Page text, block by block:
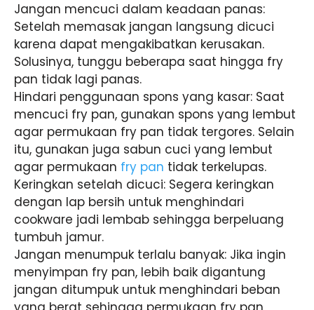
Jangan mencuci dalam keadaan panas:
Setelah memasak jangan langsung dicuci
karena dapat mengakibatkan kerusakan.
Solusinya, tunggu beberapa saat hingga fry
pan tidak lagi panas.
Hindari penggunaan spons yang kasar: Saat
mencuci fry pan, gunakan spons yang lembut
agar permukaan fry pan tidak tergores. Selain
itu, gunakan juga sabun cuci yang lembut
agar permukaan fry pan tidak terkelupas.
Keringkan setelah dicuci: Segera keringkan
dengan lap bersih untuk menghindari
cookware jadi lembab sehingga berpeluang
tumbuh jamur.
Jangan menumpuk terlalu banyak: Jika ingin
menyimpan fry pan, lebih baik digantung
jangan ditumpuk untuk menghindari beban